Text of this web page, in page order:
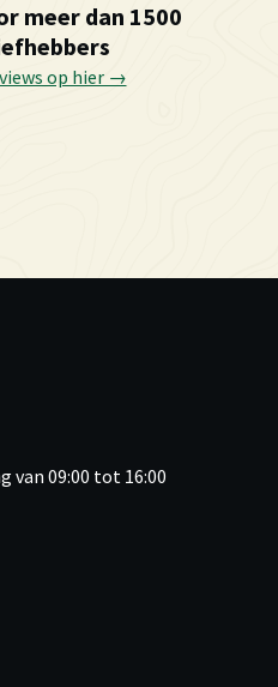
meer dan 1500
op hier →
van 09:00 tot 16:00